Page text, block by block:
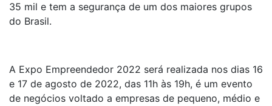
35 mil e tem a segurança de um dos maiores grupos
do Brasil.
A Expo Empreendedor 2022 será realizada nos dias 16
e 17 de agosto de 2022, das 11h às 19h, é um evento
de negócios voltado a empresas de pequeno, médio e